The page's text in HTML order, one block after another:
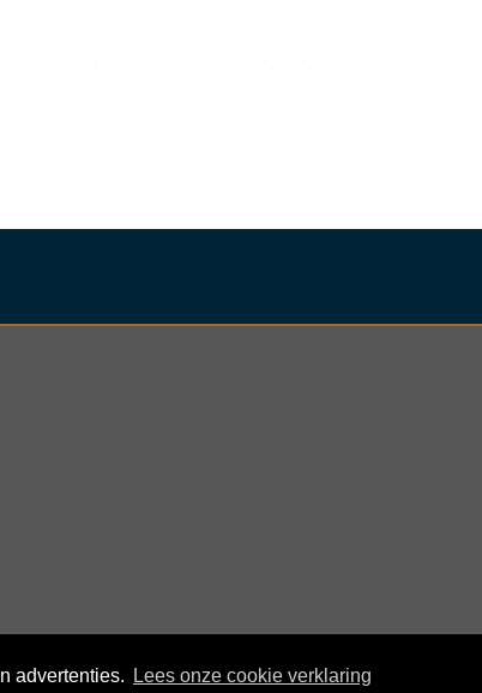
advertenties. Lees onze cookie verklaring
is en in staat is veel
© KloegCom 2008 - 2026 -